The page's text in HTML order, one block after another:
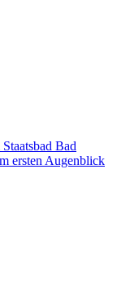
Bad
ersten Augenblick